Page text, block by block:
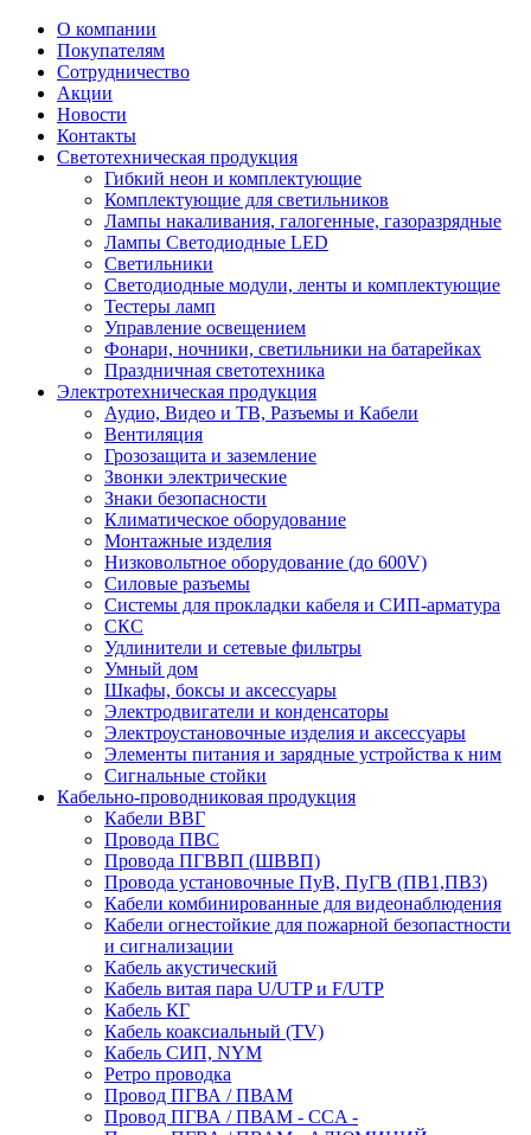
О компании
Покупателям
Сотрудничество
Акции
Новости
Контакты
Светотехническая продукция
Гибкий неон и комплектующие
Комплектующие для светильников
Лампы накаливания, галогенные, газоразрядные
Лампы Светодиодные LED
Светильники
Светодиодные модули, ленты и комплектующие
Тестеры ламп
Управление освещением
Фонари, ночники, светильники на батарейках
Праздничная светотехника
Электротехническая продукция
Аудио, Видео и ТВ, Разъемы и Кабели
Вентиляция
Грозозащита и заземление
Звонки электрические
Знаки безопасности
Климатическое оборудование
Монтажные изделия
Низковольтное оборудование (до 600V)
Силовые разъемы
Системы для прокладки кабеля и СИП-арматура
СКС
Удлинители и сетевые фильтры
Умный дом
Шкафы, боксы и аксессуары
Электродвигатели и конденсаторы
Электроустановочные изделия и аксессуары
Элементы питания и зарядные устройства к ним
Сигнальные стойки
Кабельно-проводниковая продукция
Кабели ВВГ
Провода ПВС
Провода ПГВВП (ШВВП)
Провода установочные ПуВ, ПуГВ (ПВ1,ПВ3)
Кабели комбинированные для видеонаблюдения
Кабели огнестойкие для пожарной безопастности
и сигнализации
Кабель акустический
Кабель витая пара U/UTP и F/UTP
Кабель КГ
Кабель коаксиальный (TV)
Кабель СИП, NYM
Ретро проводка
Провод ПГВА / ПВАМ
Провод ПГВА / ПВАМ - CCA -